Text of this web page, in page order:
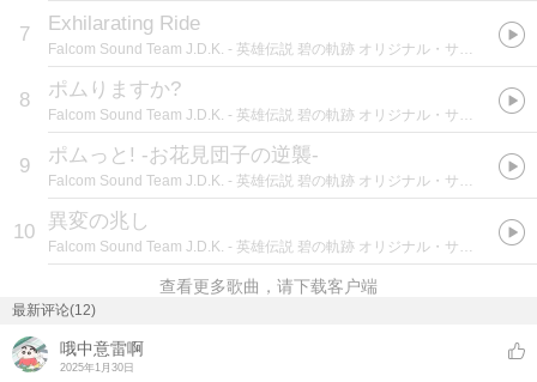
7 Exhilarating Ride
Falcom Sound Team J.D.K. - 英雄伝説 碧の軌跡 オリジナル・サウンドトラック
8 ポムりますか?
Falcom Sound Team J.D.K. - 英雄伝説 碧の軌跡 オリジナル・サウンドトラック
9 ポムっと! -お花見団子の逆襲-
Falcom Sound Team J.D.K. - 英雄伝説 碧の軌跡 オリジナル・サウンドトラック
10 異変の兆し
Falcom Sound Team J.D.K. - 英雄伝説 碧の軌跡 オリジナル・サウンドトラック
查看更多歌曲，请下载客户端
最新评论(12)
哦中意雷啊
2025年1月30日